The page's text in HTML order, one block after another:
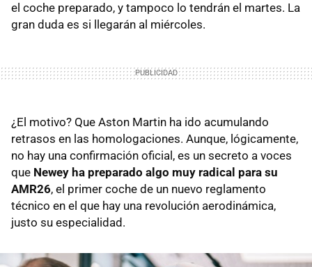
el coche preparado, y tampoco lo tendrán el martes. La
gran duda es si llegarán al miércoles.
¿El motivo? Que Aston Martin ha ido acumulando
retrasos en las homologaciones. Aunque, lógicamente,
no hay una confirmación oficial, es un secreto a voces
que Newey ha preparado algo muy radical para su
AMR26, el primer coche de un nuevo reglamento
técnico en el que hay una revolución aerodinámica,
justo su especialidad.